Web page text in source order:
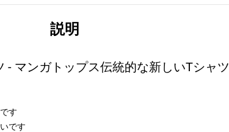
説明
- マンガトップス伝統的な新しいTシャツ
す
です